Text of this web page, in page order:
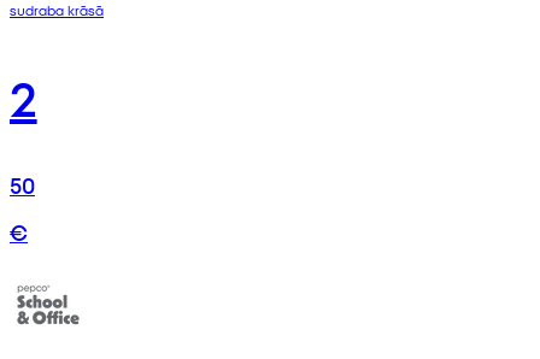
sudraba krāsā
2
50
€